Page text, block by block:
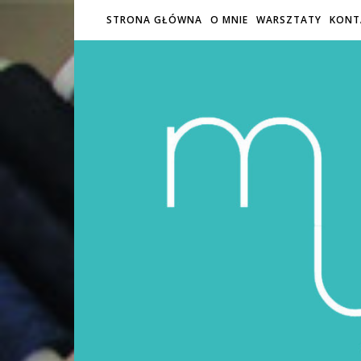
STRONA GŁÓWNA O MNIE WARSZTATY